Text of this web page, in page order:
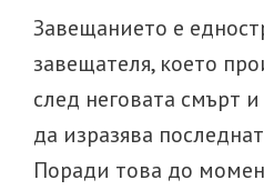
Завещанието е
завещателя, което
след неговата смърт
да изразява
Поради това до